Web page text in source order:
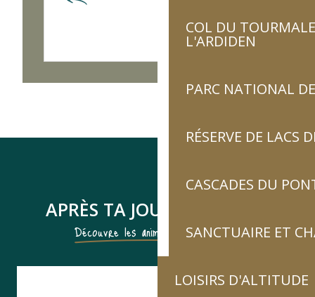
COL DU
L'ARDIDEN
PARC NATIONAL
RÉSERVE DE LACS
CASCADES DU
SANCTUAIRE ET
LOISIRS D'ALTITUDE
APRÈS TA JOURNÉE ACTIVE
Découvre les animations du village !